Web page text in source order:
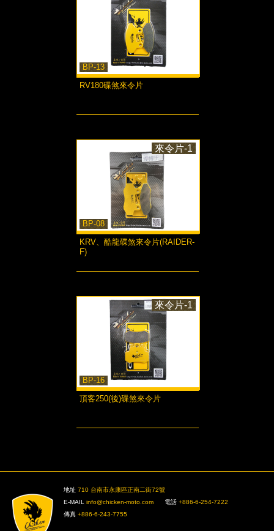
BP-13
RV180碟煞來令片
BP-08
來令片-1
KRV、酷龍碟煞來令片(RAIDER-
F)
BP-16
來令片-1
頂客250(後)碟煞來令片
地址 710 台南市永康區正南二街72號
E-MAIL info@chicken-moto.com 電話 +886-6-254-7222
傳真 +886-6-243-7755